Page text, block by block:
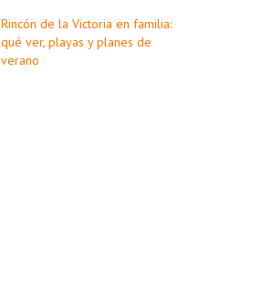
Rincón de la Victoria en familia:
qué ver, playas y planes de
verano